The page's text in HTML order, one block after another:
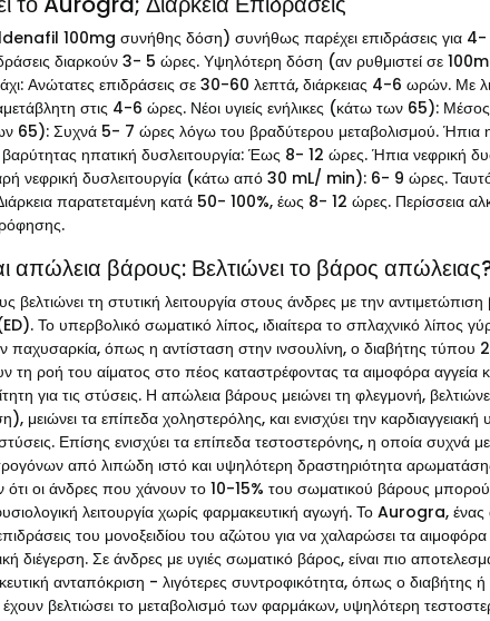
100mg συνήθης δόση) συνήθως παρέχει επιδράσεις για 4-
διαρκούν 3- 5 ώρες. Υψηλότερη δόση (αν ρυθμιστεί σε
Ανώτατες επιδράσεις σε 30-60 λεπτά, διάρκειας 4-6 ωρών.
στις 4-6 ώρες. Νέοι υγιείς ενήλικες (κάτω των 65):
65): Συχνά 5- 7 ώρες λόγω του βραδύτερου μεταβολισμού. Ήπια
ηπατική δυσλειτουργία: Έως 8- 12 ώρες. Ήπια νεφρική
νεφρική δυσλειτουργία (κάτω από 30 mL/ min): 6- 9 ώρες.
παρατεταμένη κατά 50- 100%, έως 8- 12 ώρες. Περίσσεια
βάρους: Βελτιώνει το βάρος
βελτιώνει τη στυτική λειτουργία στους άνδρες με την
Το υπερβολικό σωματικό λίπος, ιδιαίτερα το σπλαχνικό λίπος
παχυσαρκία, όπως η αντίσταση στην ινσουλίνη, ο διαβήτης
τη ροή του αίματος στο πέος καταστρέφοντας τα αιμοφόρα αγγεία
για τις στύσεις. Η απώλεια βάρους μειώνει τη φλεγμονή,
μειώνει τα επίπεδα χοληστερόλης, και ενισχύει την
Επίσης ενισχύει τα επίπεδα τεστοστερόνης, η οποία
από λιπώδη ιστό και υψηλότερη δραστηριότητα
ότι οι άνδρες που χάνουν το 10-15% του σωματικού βάρους
λειτουργία χωρίς φαρμακευτική αγωγή. Το Aurogra,
του μονοξειδίου του αζώτου για να χαλαρώσει τα
διέγερση. Σε άνδρες με υγιές σωματικό βάρος, είναι πιο
ανταπόκριση - λιγότερες συντροφικότητα, όπως ο
βελτιώσει το μεταβολισμό των φαρμάκων, υψηλότερη